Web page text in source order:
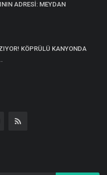
ADRESİ: MEYDAN
KÖPRÜLÜ KANYONDA